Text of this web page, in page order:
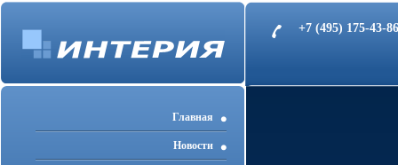
+7 (495) 175-43-
Главная
Новости